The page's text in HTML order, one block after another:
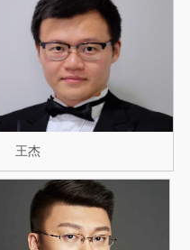
王杰